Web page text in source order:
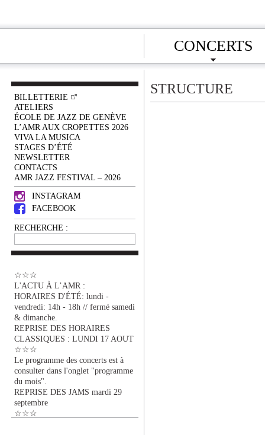
CONCERTS
BILLETTERIE
ATELIERS
ÉCOLE DE JAZZ DE GENÈVE
L’AMR AUX CROPETTES 2026
VIVA LA MUSICA
STAGES D’ÉTÉ
NEWSLETTER
CONTACTS
AMR JAZZ FESTIVAL – 2026
INSTAGRAM
FACEBOOK
RECHERCHE :
☆☆☆
L'ACTU À L’AMR :
HORAIRES D'ÉTÉ: lundi -
vendredi: 14h - 18h // fermé samedi
& dimanche.
REPRISE DES HORAIRES
CLASSIQUES : LUNDI 17 AOUT
☆☆☆
Le programme des concerts est à
consulter dans l'onglet "programme
du mois".
REPRISE DES JAMS mardi 29
septembre
☆☆☆
STRUCTURE